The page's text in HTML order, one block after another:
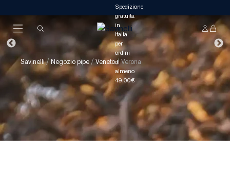
Savinelli/ Negozio pipe/Veneto/Verona